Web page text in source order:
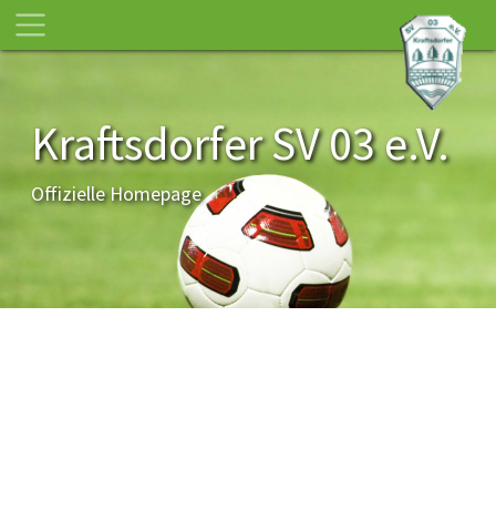
Kraftsdorfer SV 03 e.V.
Offizielle Homepage